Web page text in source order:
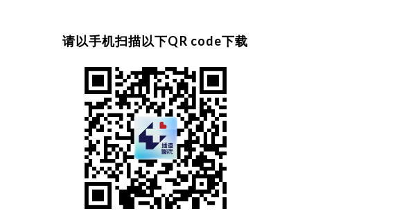
请以手机扫描以下QR code下载